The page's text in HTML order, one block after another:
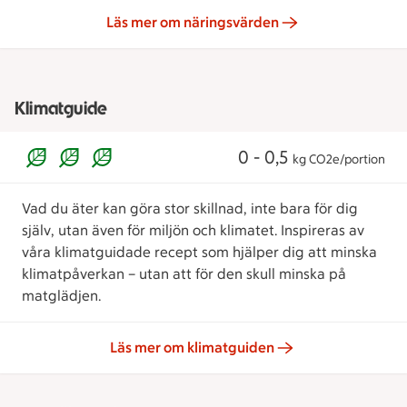
Läs mer om näringsvärden
Klimatguide
0 - 0,5 kg CO2e/portion
Vad du äter kan göra stor skillnad, inte bara för dig
själv, utan även för miljön och klimatet. Inspireras av
våra klimatguidade recept som hjälper dig att minska
klimatpåverkan – utan att för den skull minska på
matglädjen.
Läs mer om klimatguiden